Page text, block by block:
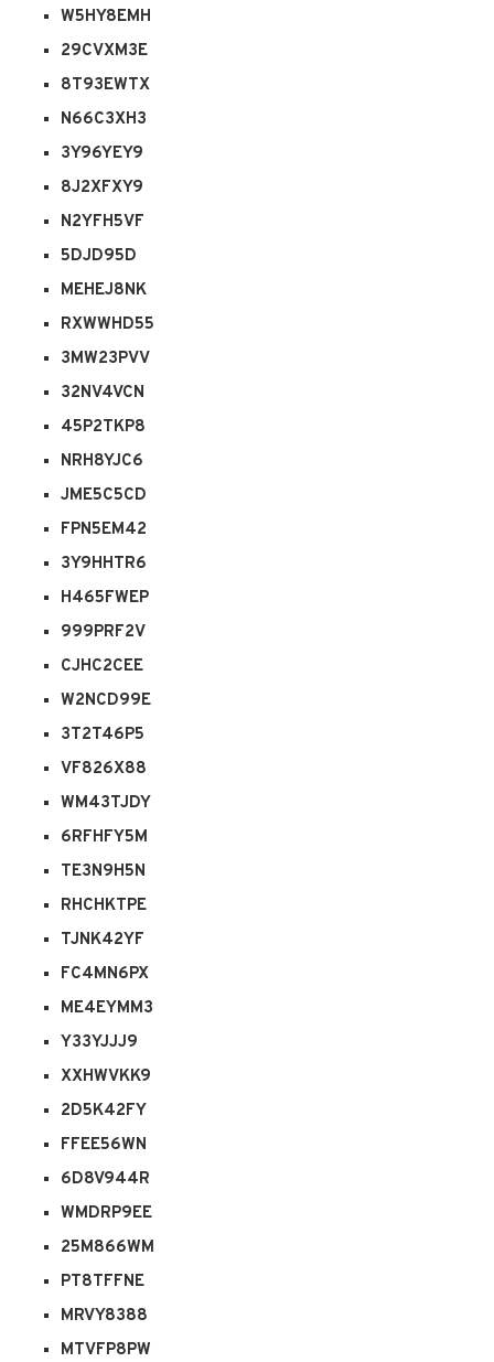
W5HY8EMH
29CVXM3E
8T93EWTX
N66C3XH3
3Y96YEY9
8J2XFXY9
N2YFH5VF
5DJD95D
MEHEJ8NK
RXWWHD55
3MW23PVV
32NV4VCN
45P2TKP8
NRH8YJC6
JME5C5CD
FPN5EM42
3Y9HHTR6
H465FWEP
999PRF2V
CJHC2CEE
W2NCD99E
3T2T46P5
VF826X88
WM43TJDY
6RFHFY5M
TE3N9H5N
RHCHKTPE
TJNK42YF
FC4MN6PX
ME4EYMM3
Y33YJJJ9
XXHWVKK9
2D5K42FY
FFEE56WN
6D8V944R
WMDRP9EE
25M866WM
PT8TFFNE
MRVY8388
MTVFP8PW